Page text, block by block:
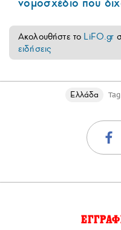
νομοσχέδιο που
Ακολουθήστε το LiFO.gr
ειδήσεις
Ελλάδα